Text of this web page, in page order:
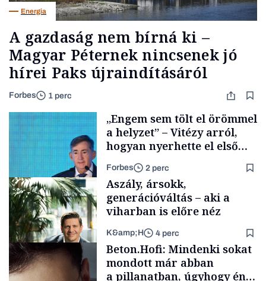
Energia
A gazdaság nem bírná ki –
Magyar Péternek nincsenek jó
hírei Paks újraindításáról
Forbes 1 perc
Elszámoltatás
„Engem sem tölt el örömmel
a helyzet” – Vitézy arról,
hogyan nyerhette el első
tenderét Mészárosék cége a
Tisza-kormány alatt
Forbes 2 perc
Aszály, ársokk,
generációváltás – aki a
viharban is előre néz
K&amp;H 4 perc
Beton.Hofi: Mindenki sokat
mondott már abban
a pillanatban, úgyhogy én